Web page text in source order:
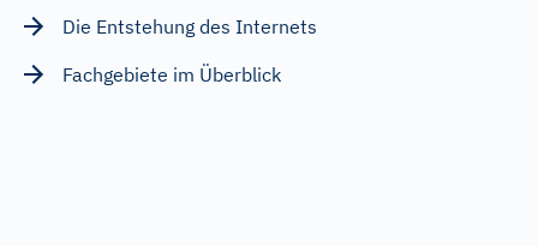
Die Entstehung des Internets
Fachgebiete im Überblick